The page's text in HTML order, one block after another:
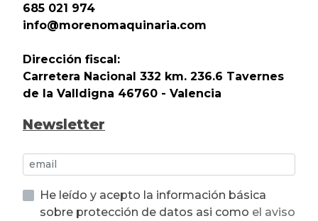
685 021 974
info@morenomaquinaria.com
Dirección fiscal:
Carretera Nacional 332 km. 236.6 Tavernes
de la Valldigna 46760 - Valencia
Newsletter
He leído y acepto la información básica
sobre protección de datos asi como el aviso